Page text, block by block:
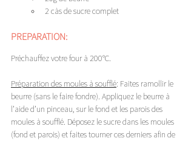
2 càs de sucre complet
PREPARATION:
Préchauffez votre four à 200°C.
Préparation des moules à soufflé: Faites ramollir le
beurre (sans le faire fondre). Appliquez le beurre à
l’aide d’un pinceau, sur le fond et les parois des
moules à soufflé. Déposez le sucre dans les moules
(fond et parois) et faites tourner ces derniers afin de